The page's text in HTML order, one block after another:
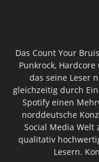
Das Count Your
Punkrock,
das seine Leser
gleichzeitig durch
Spotify einen
norddeutsche
Social Media Welt
qualitativ
Lesern.